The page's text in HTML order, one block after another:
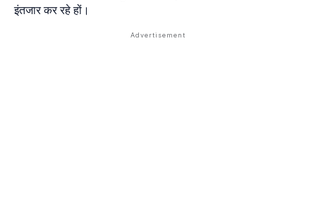
इंतजार कर रहे हों।